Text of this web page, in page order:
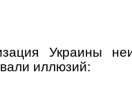
Украины
иллюзий: